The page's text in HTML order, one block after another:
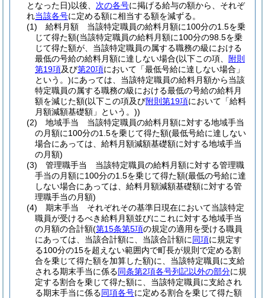
となった日)以後、 次の各号に掲げる給与の額から、それぞ
れ当該各号に定める額に相当する額を減ずる。
(1)
給料月額 当該特定職員の給料月額に100分の1.5を乗
じて得た額(当該特定職員の給料月額に100分の98.5を乗
じて得た額が、当該特定職員の属する職務の級における
最低の号給の給料月額に達しない場合(以下この項、
附則
第19項及び第20項において「最低号給に達しない場合」
という。)にあっては、当該特定職員の給料月額から当該
特定職員の属する職務の級における最低の号給の給料月
額を減じた額(以下この項及び附則第19項において「給料
月額減額基礎額」という。))
(2)
地域手当 当該特定職員の給料月額に対する地域手当
の月額に100分の1.5を乗じて得た額(最低号給に達しない
場合にあっては、給料月額減額基礎額に対する地域手当
の月額)
(3)
管理職手当 当該特定職員の給料月額に対する管理職
手当の月額に100分の1.5を乗じて得た額(最低の号給に達
しない場合にあっては、給料月額減額基礎額に対する管
理職手当の月額)
(4)
期末手当 それぞれその基準日現在において当該特定
職員が受けるべき給料月額並びにこれに対する地域手当
の月額の合計額(第15条第5項の規定の適用を受ける職員
にあっては、当該合計額に、当該合計額に同項に規定す
る100分の15を超えない範囲内で町長が規則で定める割
合を乗じて得た額を加算した額)に、当該特定職員に支給
される期末手当に係る同条第2項各号列記以外の部分に規
定する割合を乗じて得た額に、当該特定職員に支給され
る期末手当に係る同項各号に定める割合を乗じて得た額